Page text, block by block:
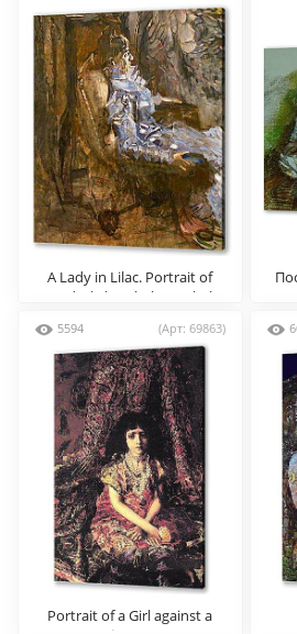
A Lady in Lilac. Portrait of
Nadezhda Zabela Wrubel
5594 (Арт: 69863)
Portrait of a Girl against a